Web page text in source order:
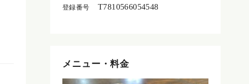
登録番号
T7810566054548
メニュー・料金